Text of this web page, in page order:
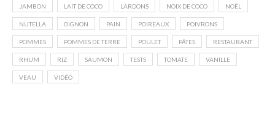
JAMBON LAIT DE COCO LARDONS NOIX DE COCO NOËL
NUTELLA OIGNON PAIN POIREAUX POIVRONS
POMMES POMMES DE TERRE POULET PÂTES RESTAURANT
RHUM RIZ SAUMON TESTS TOMATE VANILLE
VEAU VIDÉO